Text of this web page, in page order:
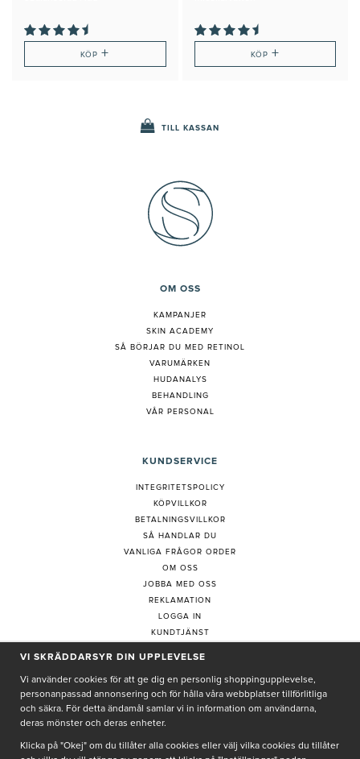
KÖP+ KÖP +
TILL KASSAN
OM OSS
KAMPANJER
SKIN ACADEMY
SÅ BÖRJAR DU MED RETINOL
VARUMÄRKEN
HUDANALYS
BEHANDLING
VÅR PERSONAL
KUNDSERVICE
INTEGRITETSPOLICY
KÖPVILLKOR
BETALNINGSVILLKOR
SÅ HANDLAR DU
VANLIGA FRÅGOR ORDER
OM OSS
JOBBA MED OSS
REKLAMATION
LOGGA IN
KUNDTJÄNST
PRENUMERERA PÅ NYHETSBREV
VI SKRÄDDARSYR DIN UPPLEVELSE
Vi använder cookies för att ge dig en personlig shoppingupplevelse,
personanpassad annonsering och för hålla våra webbplatser tillförlitliga
och säkra. För detta ändamål samlar vi in information om användarna,
deras mönster och deras enheter.
Klicka på "Okej" om du tillåter alla cookies eller välj vilka cookies du tillåter